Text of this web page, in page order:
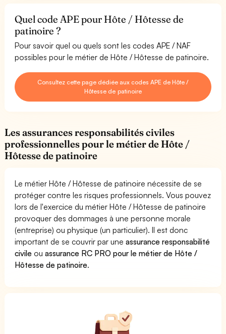
Quel code APE pour Hôte / Hôtesse de
patinoire ?
Pour savoir quel ou quels sont les codes APE / NAF
possibles pour le métier de Hôte / Hôtesse de patinoire.
Consultez cette page dédiée aux codes APE de Hôte /
Hôtesse de patinoire
Les assurances responsabilités civiles
professionnelles pour le métier de Hôte /
Hôtesse de patinoire
Le métier Hôte / Hôtesse de patinoire nécessite de se
protéger contre les risques professionnels. Vous pouvez
lors de l'exercice du métier Hôte / Hôtesse de patinoire
provoquer des dommages à une personne morale
(entreprise) ou physique (un particulier). Il est donc
important de se couvrir par uneassurance responsabilité
civile ouassurance RC PRO pour le métier de Hôte /
Hôtesse de patinoire.